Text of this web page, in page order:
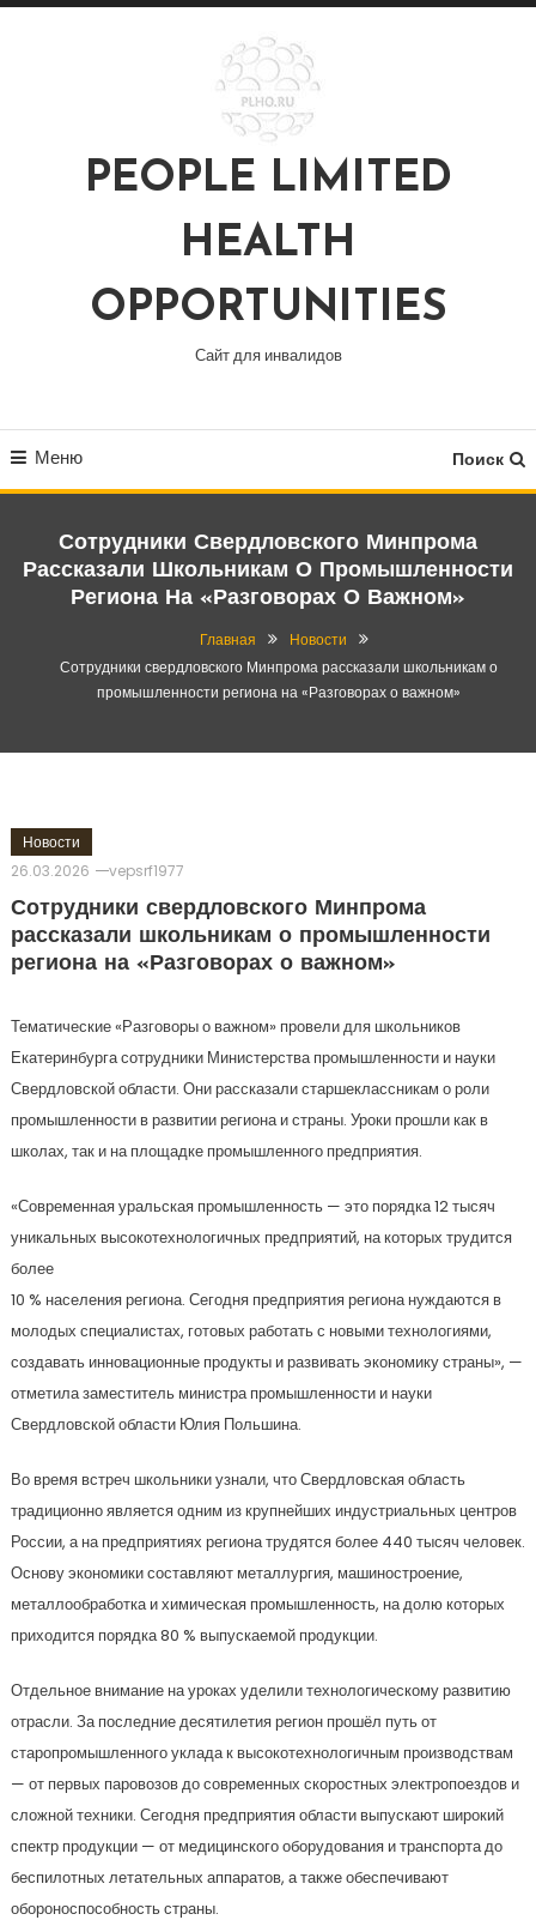
Перейти
PEOPLE LIMITED
HEALTH
OPPORTUNITIES
Сайт для инвалидов
Меню Поиск
Сотрудники Свердловского Минпрома
Рассказали Школьникам О Промышленности
Региона На «Разговорах О Важном»
Главная
Новости
Сотрудники свердловского Минпрома рассказали школьникам о
промышленности региона на «Разговорах о важном»
Новости
26.03.2026
vepsrf1977
Сотрудники свердловского Минпрома
рассказали школьникам о промышленности
региона на «Разговорах о важном»
Тематические «Разговоры о важном» провели для школьников
Екатеринбурга сотрудники Министерства промышленности и науки
Свердловской области. Они рассказали старшеклассникам о роли
промышленности в развитии региона и страны. Уроки прошли как в
школах, так и на площадке промышленного предприятия.
«Современная уральская промышленность — это порядка 12 тысяч
уникальных высокотехнологичных предприятий, на которых трудится
более
10 % населения региона. Сегодня предприятия региона нуждаются в
молодых специалистах, готовых работать с новыми технологиями,
создавать инновационные продукты и развивать экономику страны», —
отметила заместитель министра промышленности и науки
Свердловской области Юлия Польшина.
Во время встреч школьники узнали, что Свердловская область
традиционно является одним из крупнейших индустриальных центров
России, а на предприятиях региона трудятся более 440 тысяч человек.
Основу экономики составляют металлургия, машиностроение,
металлообработка и химическая промышленность, на долю которых
приходится порядка 80 % выпускаемой продукции.
Отдельное внимание на уроках уделили технологическому развитию
отрасли. За последние десятилетия регион прошёл путь от
старопромышленного уклада к высокотехнологичным производствам
— от первых паровозов до современных скоростных электропоездов и
сложной техники. Сегодня предприятия области выпускают широкий
спектр продукции — от медицинского оборудования и транспорта до
беспилотных летательных аппаратов, а также обеспечивают
обороноспособность страны.